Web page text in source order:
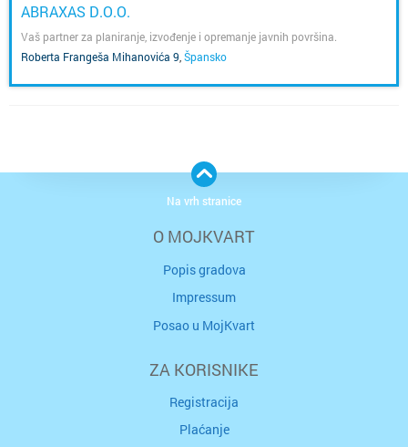
ABRAXAS D.O.O.
Vaš partner za planiranje, izvođenje i opremanje javnih površina.
Roberta Frangeša Mihanovića 9 Špansko
O MOJKVART
Popis gradova
Impressum
Posao u MojKvart
ZA KORISNIKE
Registracija
Plaćanje
Na vrh stranice